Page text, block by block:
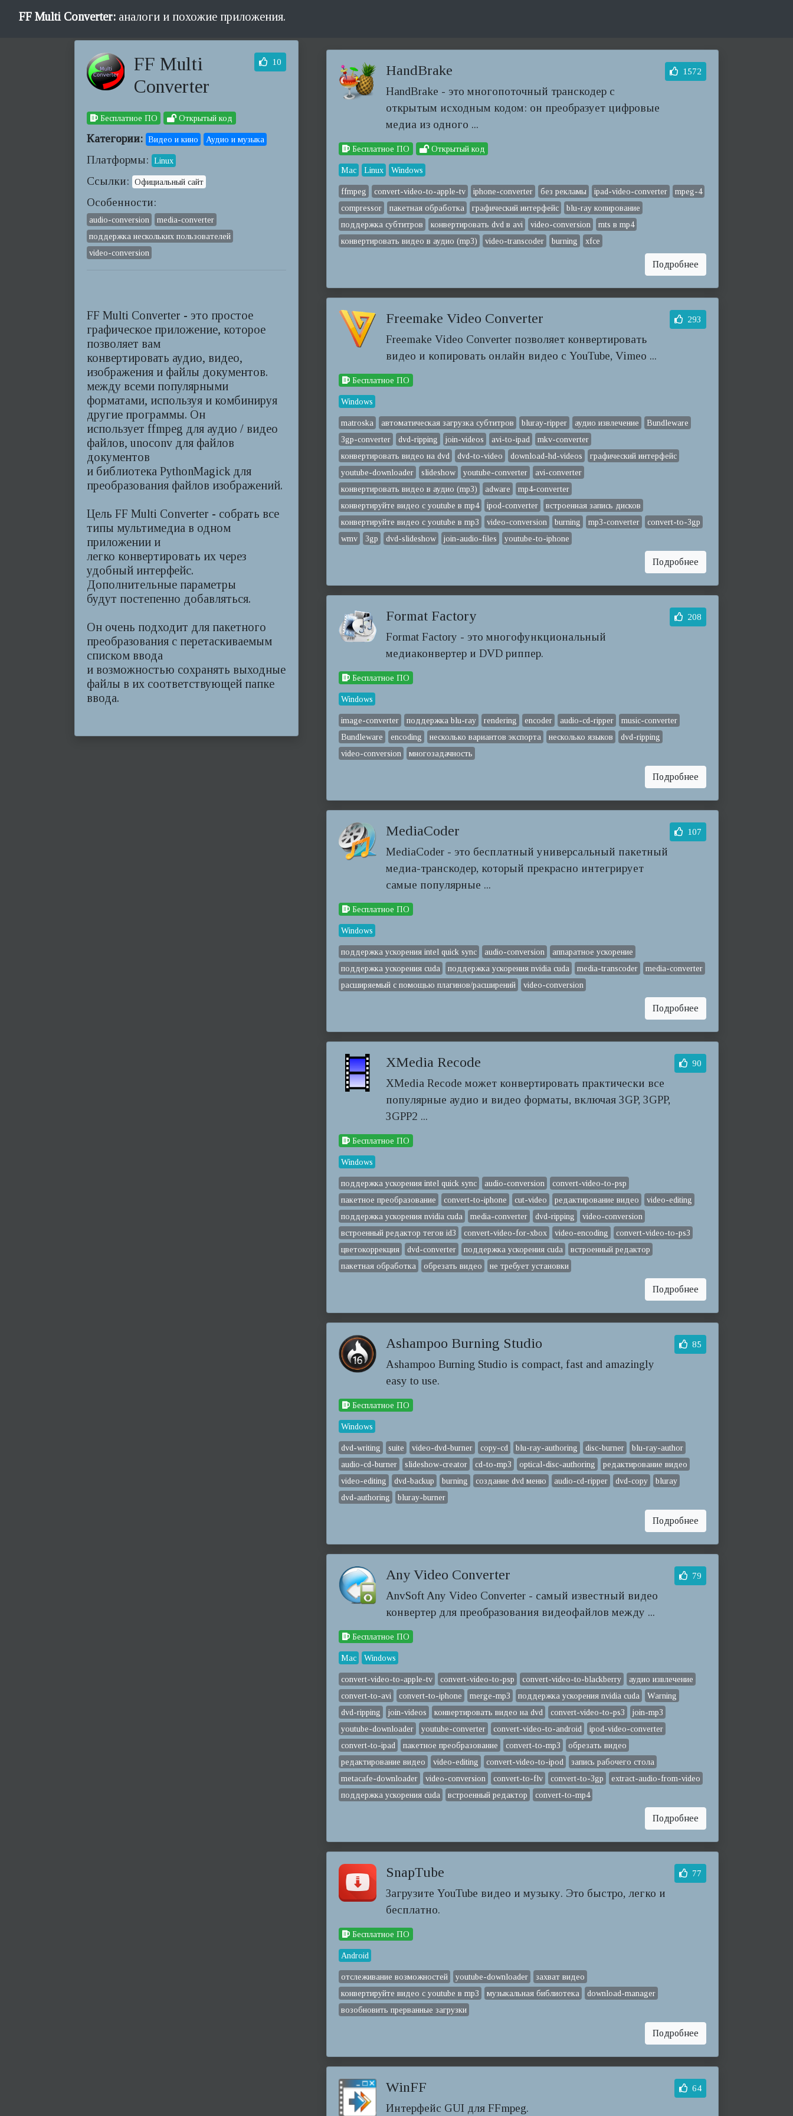
FF Multi Converter: аналоги и похожие приложения.
FF Multi
Converter
10
Бесплатное ПО Открытый код
Категории: Видео и кино Аудио и музыка
Платформы: Linux
Ссылки: Официальный сайт
Особенности:
audio-conversion
media-converter
поддержка нескольких пользователей
video-conversion
FF Multi Converter - это простое
графическое приложение, которое
позволяет вам
конвертировать аудио, видео,
изображения и файлы документов.
между всеми популярными
форматами, используя и комбинируя
другие программы. Он
использует ffmpeg для аудио / видео
файлов, unoconv для файлов
документов
и библиотека PythonMagick для
преобразования файлов изображений.
Цель FF Multi Converter - собрать все
типы мультимедиа в одном
приложении и
легко конвертировать их через
удобный интерфейс.
Дополнительные параметры
будут постепенно добавляться.
Он очень подходит для пакетного
преобразования с перетаскиваемым
списком ввода
и возможностью сохранять выходные
файлы в их соответствующей папке
ввода.
HandBrake
HandBrake - это многопоточный транскодер с
открытым исходным кодом: он преобразует цифровые
медиа из одного ...
1572
Бесплатное ПО Открытый код
Mac Linux Windows
ffmpeg convert-video-to-apple-tv iphone-converter без рекламы ipad-video-converter
mpeg-4
compressor
пакетная обработка графический интерфейс
blu-ray копирование
поддержка субтитров
конвертировать dvd в avi video-conversion
mts в mp4
конвертировать видео в аудио (mp3)
video-transcoder burning xfce
Подробнее
Freemake Video Converter
Freemake Video Converter позволяет конвертировать
видео и копировать онлайн видео с YouTube, Vimeo ...
293
Бесплатное ПО
Windows
matroska автоматическая загрузка субтитров bluray-ripper аудио извлечение
Bundleware
3gp-converter
dvd-ripping join-videos avi-to-ipad
mkv-converter
конвертировать видео на dvd
dvd-to-video download-hd-videos
графический интерфейс
youtube-downloader
slideshow youtube-converter
avi-converter
конвертировать видео в аудио (mp3)
adware
mp4-converter
конвертируйте видео с youtube в mp4
ipod-converter
встроенная запись дисков
конвертируйте видео с youtube в mp3
video-conversion burning mp3-converter
convert-to-3gp
wmv
3gp dvd-slideshow join-audio-files youtube-to-iphone
Подробнее
Format Factory
Format Factory - это многофункциональный
медиаконвертер и DVD риппер.
208
Бесплатное ПО
Windows
image-converter поддержка blu-ray rendering encoder audio-cd-ripper
music-converter
Bundleware
encoding несколько вариантов экспорта несколько языков
dvd-ripping
video-conversion
многозадачность
Подробнее
MediaCoder
MediaCoder - это бесплатный универсальный пакетный
медиа-транскодер, который прекрасно интегрирует
самые популярные ...
107
Бесплатное ПО
Windows
поддержка ускорения intel quick sync audio-conversion
аппаратное ускорение
поддержка ускорения cuda
поддержка ускорения nvidia cuda media-transcoder
media-converter
расширяемый с помощью плагинов/расширений
video-conversion
Подробнее
XMedia Recode
XMedia Recode может конвертировать практически все
популярные аудио и видео форматы, включая 3GP, 3GPP,
3GPP2 ...
90
Бесплатное ПО
Windows
поддержка ускорения intel quick sync audio-conversion
convert-video-to-psp
пакетное преобразование
convert-to-iphone cut-video редактирование видео
video-editing
поддержка ускорения nvidia cuda
media-converter dvd-ripping
video-conversion
встроенный редактор тегов id3
convert-video-for-xbox video-encoding
convert-video-to-ps3
цветокоррекция
dvd-converter поддержка ускорения cuda
встроенный редактор
пакетная обработка
обрезать видео не требует установки
Подробнее
Ashampoo Burning Studio
Ashampoo Burning Studio is compact, fast and amazingly
easy to use.
85
Бесплатное ПО
Windows
dvd-writing suite video-dvd-burner copy-cd blu-ray-authoring disc-burner
blu-ray-author
audio-cd-burner
slideshow-creator cd-to-mp3 optical-disc-authoring
редактирование видео
video-editing
dvd-backup burning создание dvd меню audio-cd-ripper dvd-copy
bluray
dvd-authoring
bluray-burner
Подробнее
Any Video Converter
AnvSoft Any Video Converter - самый известный видео
конвертер для преобразования видеофайлов между ...
79
Бесплатное ПО
Mac Windows
convert-video-to-apple-tv convert-video-to-psp convert-video-to-blackberry
аудио извлечение
convert-to-avi
convert-to-iphone merge-mp3 поддержка ускорения nvidia cuda
Warning
dvd-ripping
join-videos конвертировать видео на dvd convert-video-to-ps3
join-mp3
youtube-downloader
youtube-converter convert-video-to-android
ipod-video-converter
convert-to-ipad
пакетное преобразование convert-to-mp3
обрезать видео
редактирование видео
video-editing convert-video-to-ipod
запись рабочего стола
metacafe-downloader
video-conversion convert-to-flv convert-to-3gp
extract-audio-from-video
поддержка ускорения cuda
встроенный редактор convert-to-mp4
Подробнее
SnapTube
Загрузите YouTube видео и музыку. Это быстро, легко и
бесплатно.
77
Бесплатное ПО
Android
отслеживание возможностей youtube-downloader
захват видео
конвертируйте видео с youtube в mp3
музыкальная библиотека
download-manager
возобновить прерванные загрузки
Подробнее
WinFF
Интерфейс GUI для FFmpeg.
64